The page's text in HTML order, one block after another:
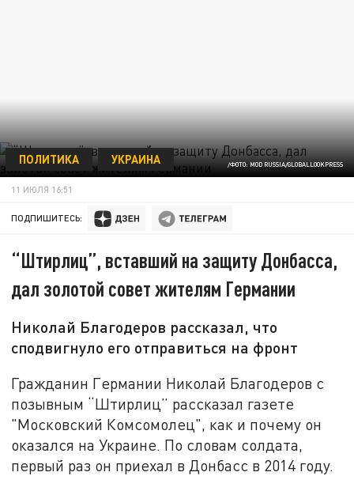
/ФОТО: MOD RUSSIA/GLOBALLOOKPRESS
ПОЛИТИКА УКРАИНА
11 ИЮЛЯ 16:51
ПОДПИШИТЕСЬ:
“Штирлиц”, вставший на защиту Донбасса,
дал золотой совет жителям Германии
Николай Благодеров рассказал, что
сподвигнуло его отправиться на фронт
Гражданин Германии Николай Благодеров с
позывным “Штирлиц” рассказал газете
"Московский Комсомолец", как и почему он
оказался на Украине. По словам солдата,
первый раз он приехал в Донбасс в 2014 году.